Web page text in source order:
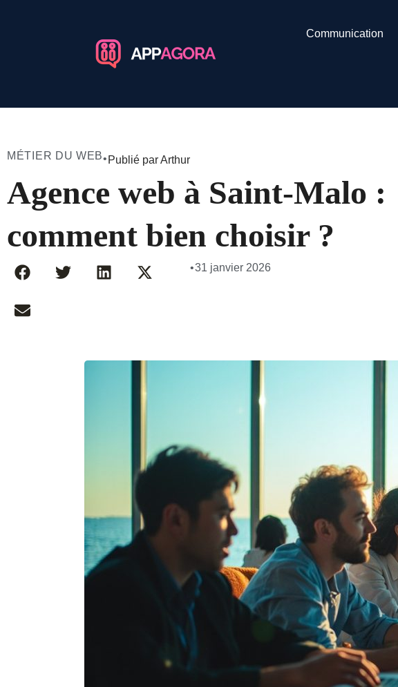
Communication
MÉTIER DU WEB• Publié par Arthur
Agence web à Saint-Malo :
comment bien choisir ?
•31 janvier 2026